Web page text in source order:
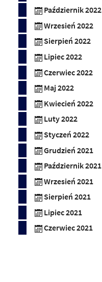
Październik 2022
Wrzesień 2022
Sierpień 2022
Lipiec 2022
Czerwiec 2022
Maj 2022
Kwiecień 2022
Luty 2022
Styczeń 2022
Grudzień 2021
Październik 2021
Wrzesień 2021
Sierpień 2021
Lipiec 2021
Czerwiec 2021